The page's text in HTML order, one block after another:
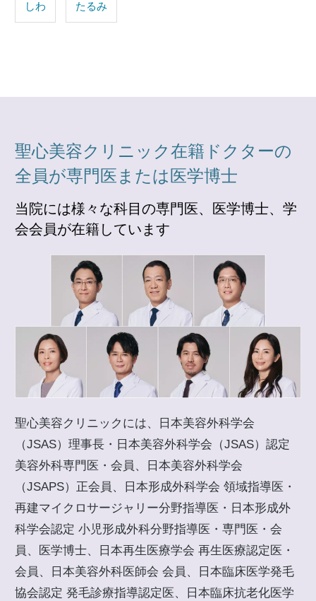
しわ たるみ
聖心美容クリニック在籍ドクターの
全員が専門医または医学博士
当院には様々な科目の専門医、医学博士、学
会会員が在籍しています
聖心美容クリニックには、日本美容外科学会
（JSAS）理事長・日本美容外科学会（JSAS）認定
美容外科専門医・会員、日本美容外科学会
（JSAPS）正会員、日本形成外科学会 領域指導医・
再建マイクロサージャリー分野指導医・日本形成外
科学会認定 小児形成外科分野指導医・専門医・会
員、医学博士、日本再生医療学会 再生医療認定医・
会員、日本美容外科医師会 会員、日本臨床医学発毛
協会認定 発毛診療指導認定医、日本臨床抗老化医学